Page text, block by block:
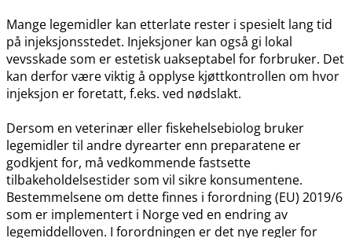
Mange legemidler kan etterlate rester i spesielt lang tid
på injeksjonsstedet. Injeksjoner kan også gi lokal
vevsskade som er estetisk uakseptabel for forbruker. Det
kan derfor være viktig å opplyse kjøttkontrollen om hvor
injeksjon er foretatt, f.eks. ved nødslakt.
Dersom en veterinær eller fiskehelsebiolog bruker
legemidler til andre dyrearter enn preparatene er
godkjent for, må vedkommende fastsette
tilbakeholdelsestider som vil sikre konsumentene.
Bestemmelsene om dette finnes i forordning (EU) 2019/6
som er implementert i Norge ved en endring av
legemiddelloven. I forordningen er det nye regler for